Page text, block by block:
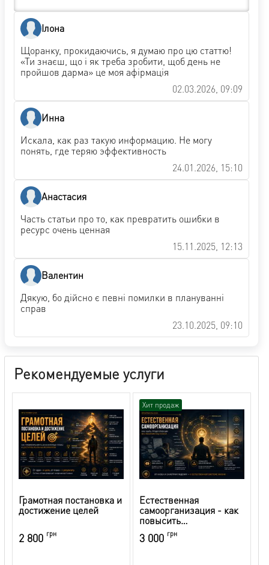
Ілона
Щоранку, прокидаючись, я думаю про цю статтю!
«Ти знаєш, що і як треба зробити, щоб день не
пройшов дарма» це моя афірмація
02.03.2026, 09:09
Инна
Искала, как раз такую информацию. Не могу
понять, где теряю эффективность
24.01.2026, 15:10
Анастасия
Часть статьи про то, как превратить ошибки в
ресурс очень ценная
15.11.2025, 12:13
Валентин
Дякую, бо дійсно є певні помилки в плануванні
справ
23.10.2025, 09:10
Рекомендуемые услуги
Грамотная постановка и
достижение целей
2 800 грн
Хит продаж
Естественная
самоорганизация - как
повысить
продуктивность без
насилия над собой
3 000 грн